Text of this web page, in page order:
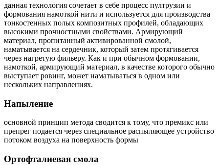
данная технология сочетает в себе процесс пултрузии и
формования намоткой нити и используется для производства
тонкостенных полых композитных профилей, обладающих
высокими прочностными свойствами. Армирующий
материал, пропитанный активированной смолой,
наматывается на сердечник, который затем протягивается
через нагретую фильеру. Как и при обычном формовании,
намоткой, армирующий материал, в качестве которого обычно
выступает ровинг, может наматываться в одном или
нескольких направлениях.
Напыление
основной принцип метода сводится к тому, что премикс или
препрег подается через специальное распыляющее устройство
потоком воздуха на поверхность формы
Ортофталиевая смола